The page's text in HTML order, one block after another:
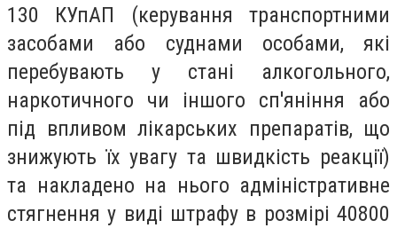
130 КУпАП (керування транспортними
засобами або суднами особами, які
перебувають у стані алкогольного,
наркотичного чи іншого сп'яніння або
під впливом лікарських препаратів, що
знижують їх увагу та швидкість реакції)
та накладено на нього адміністративне
стягнення у виді штрафу в розмірі 40800